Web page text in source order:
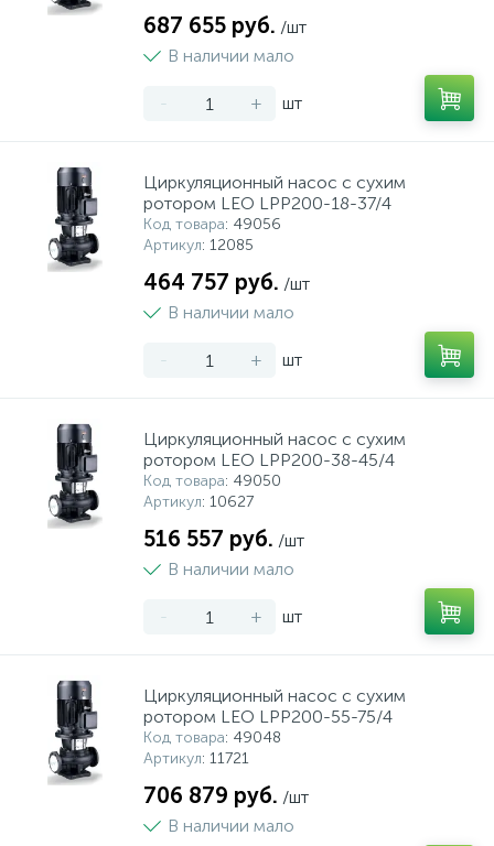
687 655 руб. /шт
В наличии мало
- + шт
Циркуляционный насос с сухим
ротором LEO LPP200-18-37/4
Код товара: 49056
Артикул: 12085
464 757 руб. /шт
В наличии мало
- + шт
Циркуляционный насос с сухим
ротором LEO LPP200-38-45/4
Код товара: 49050
Артикул: 10627
516 557 руб. /шт
В наличии мало
- + шт
Циркуляционный насос с сухим
ротором LEO LPP200-55-75/4
Код товара: 49048
Артикул: 11721
706 879 руб. /шт
В наличии мало